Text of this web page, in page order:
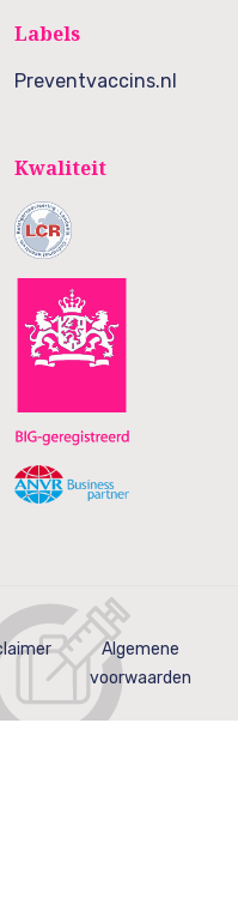
Labels
Preventvaccins.nl
Kwaliteit
Algemene
voorwaarden